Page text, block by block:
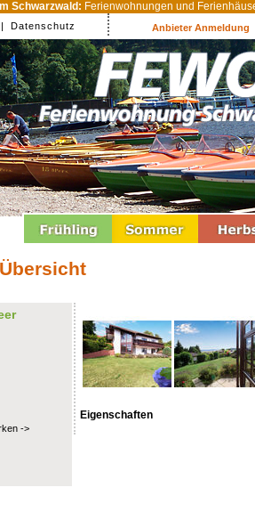
Schwarzwald: Ferienwohnungen und
Datenschutz Anbieter Anmeldung
->
Eigenschaften